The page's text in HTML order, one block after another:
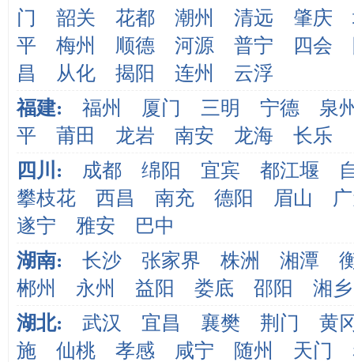
门
韶关 花都 潮州 清远 肇庆
平
梅州 顺德 河源 普宁 四会
昌
从化 揭阳 连州
云浮
福建:
福州 厦门 三明 宁德
泉
平
莆田 龙岩 南安 龙海
长乐
四川:
成都 绵阳 宜宾 都江堰
攀枝花
西昌 南充 德阳 眉山
遂宁
雅安
巴中
湖南:
长沙 张家界 株洲 湘潭
郴州
永州 益阳 娄底 邵阳
湘乡
湖北:
武汉 宜昌 襄樊 荆门
黄
施
仙桃 孝感 咸宁 随州 天门